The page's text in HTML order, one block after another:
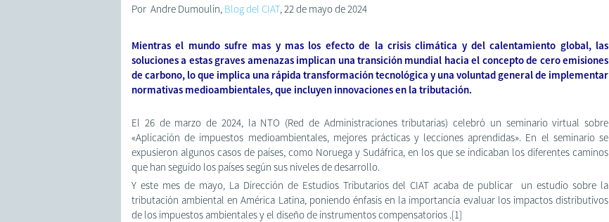
Por Andre Dumoulin, Blog del CIAT, 22 de mayo de 2024
Mientras el mundo sufre mas y mas los efecto de la crisis climática y del calentamiento global, las
soluciones a estas graves amenazas implican una transición mundial hacia el concepto de cero emisiones
de carbono, lo que implica una rápida transformación tecnológica y una voluntad general de implementar
normativas medioambientales, que incluyen innovaciones en la tributación.
El 26 de marzo de 2024, la NTO (Red de Administraciones tributarias) celebró un seminario virtual sobre
«Aplicación de impuestos medioambientales, mejores prácticas y lecciones aprendidas». En el seminario se
expusieron algunos casos de países, como Noruega y Sudáfrica, en los que se indicaban los diferentes caminos
que han seguido los países según sus niveles de desarrollo.
Y este mes de mayo, La Dirección de Estudios Tributarios del CIAT acaba de publicar un estudio sobre la
tributación ambiental en América Latina, poniendo énfasis en la importancia evaluar los impactos distributivos
de los impuestos ambientales y el diseño de instrumentos compensatorios .[1]